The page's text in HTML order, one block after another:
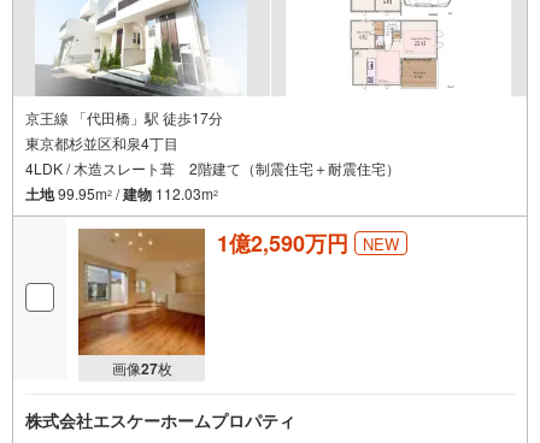
京王線 「代田橋」駅 徒歩17分
東京都杉並区和泉4丁目
4LDK / 木造スレート葺 2階建て（制震住宅＋耐震住宅）
土地99.95m2 /建物 112.03m2
画像27枚
1億2,590万円 NEW
株式会社エスケーホームプロパティ